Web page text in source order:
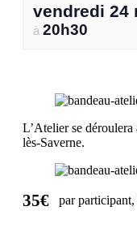
vendredi 24
à 20h30
L’Atelier se
lès-Saverne.
35€ par